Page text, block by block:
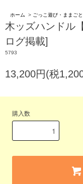
ホーム > ごっこ遊び・ままご
木ッズハンドル
ログ掲載]
5793
13,200円(税
購入数